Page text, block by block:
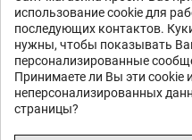
использование cookie для
последующих контактов.
нужны, чтобы показывать
персонализированные
Принимаете ли Вы эти cookie
неперсонализированных
страницы?
или спросите
Какие функции? Есть в
Какие отзывы?